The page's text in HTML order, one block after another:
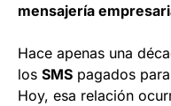
mensajería
Hace apenas una
los SMS pagados
Hoy, esa relación